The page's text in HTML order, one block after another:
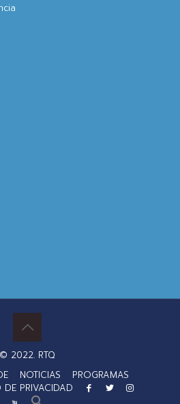
© 2022. RTQ
NOTICIAS
PROGRAMAS
DE PRIVACIDAD